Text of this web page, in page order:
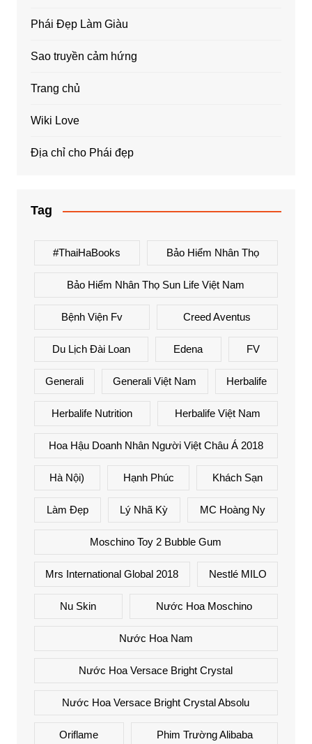
Phái Đẹp Làm Giàu
Sao truyền cảm hứng
Trang chủ
Wiki Love
Địa chỉ cho Phái đẹp
Tag
#ThaiHaBooks Bảo Hiểm Nhân Thọ
Bảo Hiểm Nhân Thọ Sun Life Việt Nam
Bệnh Viện Fv Creed Aventus
Du Lịch Đài Loan Edena FV
Generali Generali Việt Nam Herbalife
Herbalife Nutrition Herbalife Việt Nam
Hoa Hậu Doanh Nhân Người Việt Châu Á 2018
Hà Nội) Hạnh Phúc Khách Sạn
Làm Đẹp Lý Nhã Kỳ MC Hoàng Ny
Moschino Toy 2 Bubble Gum
Mrs International Global 2018 Nestlé MILO
Nu Skin Nước Hoa Moschino
Nước Hoa Nam
Nước Hoa Versace Bright Crystal
Nước Hoa Versace Bright Crystal Absolu
Oriflame Phim Trường Alibaba